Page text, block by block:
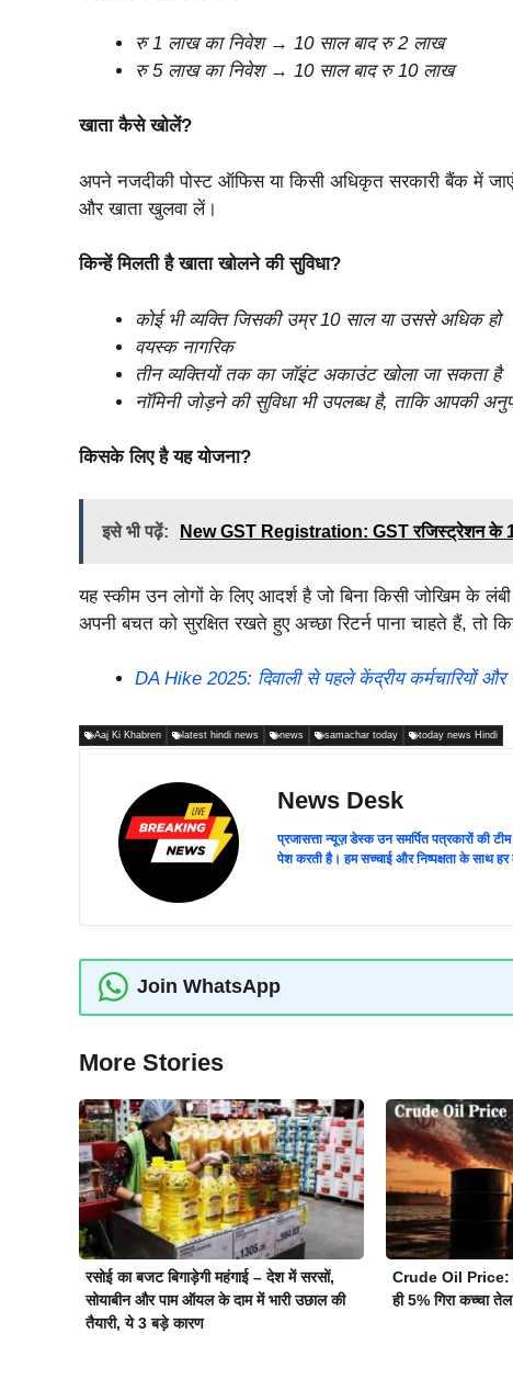
रु 1 लाख का निवेश → 10 साल बाद रु 2 लाख
रु 5 लाख का निवेश → 10 साल बाद रु 10 लाख
खाता कैसे खोलें?
अपने नजदीकी पोस्ट ऑफिस या किसी अधिकृत सरकारी बैंक में
और खाता खुलवा लें।
किन्हें मिलती है खाता खोलने की सुविधा?
कोई भी व्यक्ति जिसकी उम्र 10 साल या उससे अधिक हो
वयस्क नागरिक
तीन व्यक्तियों तक का जॉइंट अकाउंट खोला जा सकता है
नॉमिनी जोड़ने की सुविधा भी उपलब्ध है, ताकि आपकी
किसके लिए है यह योजना?
इसे भी पढ़ें: New GST Registration: GST रजिस्ट्रेशन के 1
यह स्कीम उन लोगों के लिए आदर्श है जो बिना किसी जोखिम के
अपनी बचत को सुरक्षित रखते हुए अच्छा रिटर्न पाना चाहते हैं, तो
DA Hike 2025: दिवाली से पहले केंद्रीय कर्मचारियों और
Aaj Ki Khabren latest hindi news news samachar today today news Hindi
News Desk
प्रजासत्ता न्यूज़ डेस्क उन समर्पित पत्रकारों की
पेश करती है। हम सच्चाई और निष्पक्षता के साथ
Join WhatsApp
More Stories
रसोई का बजट बिगाड़ेगी महंगाई – देश में सरसों,
सोयाबीन और पाम ऑयल के दाम में भारी उछाल की
तैयारी, ये 3 बड़े कारण
Crude Oil Price:
ही 5% गिरा कच्चा